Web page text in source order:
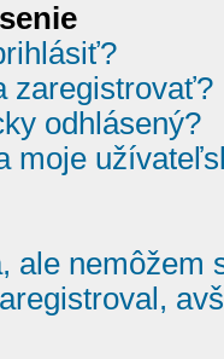
zaregistrovať?
odhlásený?
moje
ale nemôžem